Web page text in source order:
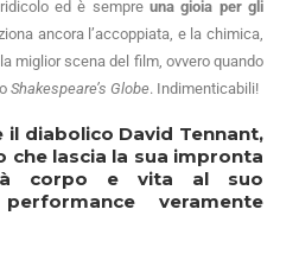
ed è sempreuna gioia per gli
ancora l’accoppiata, e la chimica,
miglior scena del film, ovvero quando
Shakespeare’s Globe. Indimenticabili!
il diabolico David Tennant,
lascia la sua impronta
corpo e vita al suo
veramente